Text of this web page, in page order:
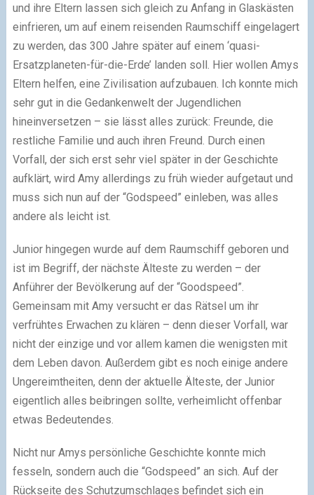
und ihre Eltern lassen sich gleich zu Anfang in Glaskästen
einfrieren, um auf einem reisenden Raumschiff eingelagert
zu werden, das 300 Jahre später auf einem ‘quasi-
Ersatzplaneten-für-die-Erde’ landen soll. Hier wollen Amys
Eltern helfen, eine Zivilisation aufzubauen. Ich konnte mich
sehr gut in die Gedankenwelt der Jugendlichen
hineinversetzen – sie lässt alles zurück: Freunde, die
restliche Familie und auch ihren Freund. Durch einen
Vorfall, der sich erst sehr viel später in der Geschichte
aufklärt, wird Amy allerdings zu früh wieder aufgetaut und
muss sich nun auf der “Godspeed” einleben, was alles
andere als leicht ist.
Junior hingegen wurde auf dem Raumschiff geboren und
ist im Begriff, der nächste Älteste zu werden – der
Anführer der Bevölkerung auf der “Goodspeed”.
Gemeinsam mit Amy versucht er das Rätsel um ihr
verfrühtes Erwachen zu klären – denn dieser Vorfall, war
nicht der einzige und vor allem kamen die wenigsten mit
dem Leben davon. Außerdem gibt es noch einige andere
Ungereimtheiten, denn der aktuelle Älteste, der Junior
eigentlich alles beibringen sollte, verheimlicht offenbar
etwas Bedeutendes.
Nicht nur Amys persönliche Geschichte konnte mich
fesseln, sondern auch die “Godspeed” an sich. Auf der
Rückseite des Schutzumschlages befindet sich ein